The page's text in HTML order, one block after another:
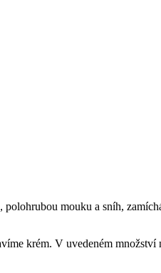
mouku a sníh,
krém. V uvedeném množství